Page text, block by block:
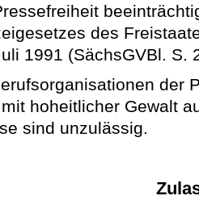
des
1991 (SächsGVBl. S.
der
hoheitlicher Gewalt
sind unzulässig.